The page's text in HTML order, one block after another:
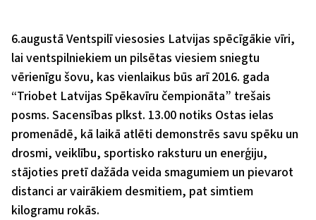
6.augustā Ventspilī viesosies Latvijas spēcīgākie vīri,
lai ventspilniekiem un pilsētas viesiem sniegtu
vērienīgu šovu, kas vienlaikus būs arī 2016. gada
“Triobet Latvijas Spēkavīru čempionāta” trešais
posms. Sacensības plkst. 13.00 notiks Ostas ielas
promenādē, kā laikā atlēti demonstrēs savu spēku un
drosmi, veiklību, sportisko raksturu un enerģiju,
stājoties pretī dažāda veida smagumiem un pievarot
distanci ar vairākiem desmitiem, pat simtiem
kilogramu rokās.